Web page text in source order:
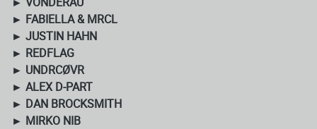
► FABIELLA & MRCL
► JUSTIN HAHN
► REDFLAG
► UNDRCØVR
► ALEX D-PART
► DAN BROCKSMITH
► MIRKO NIB